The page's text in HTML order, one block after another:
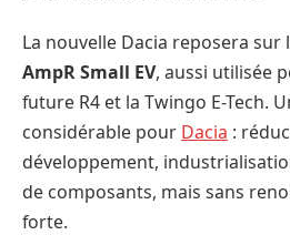
La nouvelle Dacia reposera
AmpR Small EV, aussi utilisée
future R4 et la Twingo E-Tech.
considérable pour Dacia :
développement,
de composants, mais sans
forte.